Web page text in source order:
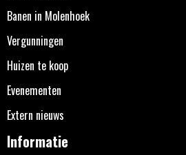
Banen in Molenhoek
Vergunningen
Huizen te koop
Evenementen
Extern nieuws
Informatie